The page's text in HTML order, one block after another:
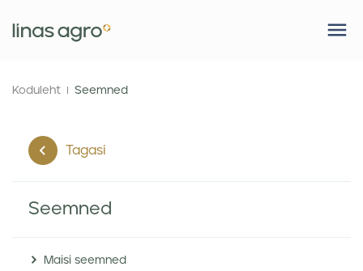
Koduleht Seemned
Tagasi
Seemned
Maisi seemned